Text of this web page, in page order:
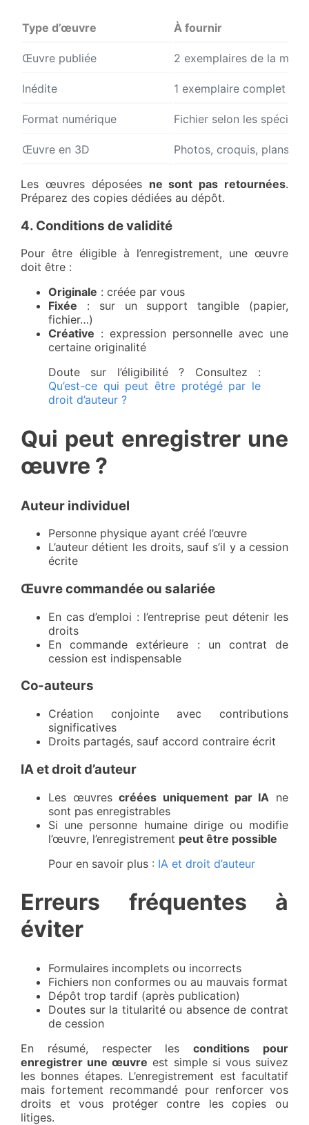
Type d’œuvre À fournir
Œuvre publiée 2 exemplaires de la
Inédite 1 exemplaire complet
Format numérique Fichier selon les
Œuvre en 3D Photos, croquis, plans,
Les œuvres déposées ne sont pas retournées.
Préparez des copies dédiées au dépôt.
4. Conditions de validité
Pour être éligible à l’enregistrement, une œuvre
doit être :
Originale : créée par vous
Fixée : sur un support tangible (papier,
fichier…)
Créative : expression personnelle avec une
certaine originalité
Doute sur l’éligibilité ? Consultez :
Qu’est-ce qui peut être protégé par le
droit d’auteur ?
Qui peut enregistrer une
œuvre ?
Auteur individuel
Personne physique ayant créé l’œuvre
L’auteur détient les droits, sauf s’il y a cession
écrite
Œuvre commandée ou salariée
En cas d’emploi : l’entreprise peut détenir les
droits
En commande extérieure : un contrat de
cession est indispensable
Co-auteurs
Création conjointe avec contributions
significatives
Droits partagés, sauf accord contraire écrit
IA et droit d’auteur
Les œuvrescréées uniquement par IA ne
sont pas enregistrables
Si une personne humaine dirige ou modifie
l’œuvre, l’enregistrement peut être possible
Pour en savoir plus : IA et droit d’auteur
Erreurs fréquentes à
éviter
Formulaires incomplets ou incorrects
Fichiers non conformes ou au mauvais format
Dépôt trop tardif (après publication)
Doutes sur la titularité ou absence de contrat
de cession
En résumé, respecter lesconditions pour
enregistrer une œuvre est simple si vous suivez
les bonnes étapes. L’enregistrement est facultatif
mais fortement recommandé pour renforcer vos
droits et vous protéger contre les copies ou
litiges.